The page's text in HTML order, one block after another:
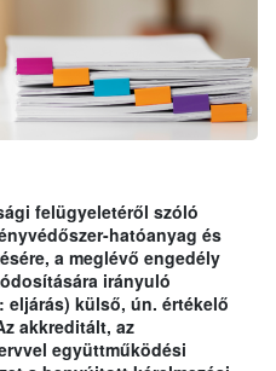
felügyeletéről szóló
hatóanyag és
a meglévő engedély
irányuló
külső, ún. értékelő
akkreditált, az
együttműködési